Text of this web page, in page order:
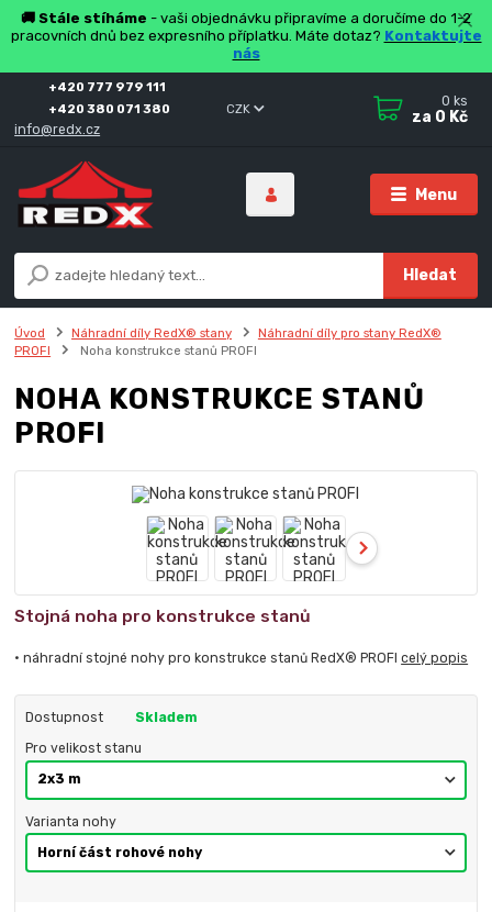
🚚 Stále stíháme - vaši objednávku připravíme a doručíme do 1-2
pracovních dnů bez expresního příplatku. Máte dotaz? Kontaktujte
nás
Menu
CZK
Hledat
+420 777 979 111
+420 380 071 380
info@redx.cz
0 ks
za 0 Kč
Úvod Náhradní díly RedX® stany
Náhradní díly pro stany RedX®
PROFI
Noha konstrukce stanů PROFI
NOHA KONSTRUKCE STANŮ
PROFI
Stojná noha pro konstrukce stanů
• náhradní stojné nohy pro konstrukce stanů RedX® PROFIcelý popis
Dostupnost Skladem
Pro velikost stanu
Varianta nohy